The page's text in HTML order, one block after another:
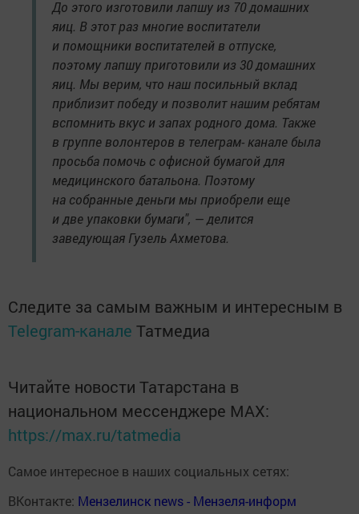
До этого изготовили лапшу из 70 домашних
яиц. В этот раз многие воспитатели
и помощники воспитателей в отпуске,
поэтому лапшу приготовили из 30 домашних
яиц. Мы верим, что наш посильный вклад
приблизит победу и позволит нашим ребятам
вспомнить вкус и запах родного дома. Также
в группе волонтеров в телеграм- канале была
просьба помочь с офисной бумагой для
медицинского батальона. Поэтому
на собранные деньги мы приобрели еще
и две упаковки бумаги", — делится
заведующая Гузель Ахметова.
Следите за самым важным и интересным в
Telegram-канале Татмедиа
Читайте новости Татарстана в
национальном мессенджере MАХ:
https://max.ru/tatmedia
Самое интересное в наших социальных сетях:
ВКонтакте: Мензелинск news - Мензеля-информ